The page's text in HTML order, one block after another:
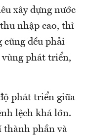
xây dựng nước
nhập cao, thì
cũng đều phải
phát triển,
phát triển giữa
lệch khá lớn.
thành phần và